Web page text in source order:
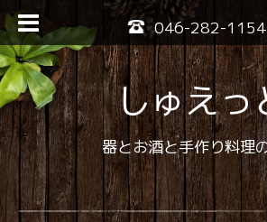
046-282-1154
しゅえっ
器とお酒と手作り料理